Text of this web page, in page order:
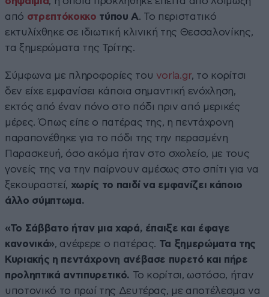
από στρεπτόκοκκο τύπου Α. Το περιστατικό
εκτυλίχθηκε σε ιδιωτική κλινική της Θεσσαλονίκης,
τα ξημερώματα της Τρίτης.
Σύμφωνα με πληροφορίες του voria.gr, το κορίτσι
δεν είχε εμφανίσει κάποια σημαντική ενόχληση,
εκτός από έναν πόνο στο πόδι πριν από μερικές
μέρες. Όπως είπε ο πατέρας της, η πεντάχρονη
παραπονέθηκε για το πόδι της την περασμένη
Παρασκευή, όσο ακόμα ήταν στο σχολείο, με τους
γονείς της να την παίρνουν αμέσως στο σπίτι για να
ξεκουραστεί, χωρίς το παιδί να εμφανίζει κάποιο
άλλο σύμπτωμα.
«Το Σάββατο ήταν μια χαρά, έπαιξε και έφαγε
κανονικά», ανέφερε ο πατέρας. Τα ξημερώματα της
Κυριακής η πεντάχρονη ανέβασε πυρετό και πήρε
προληπτικά αντιπυρετικό. Το κορίτσι, ωστόσο, ήταν
υποτονικό το πρωί της Δευτέρας, με αποτέλεσμα να